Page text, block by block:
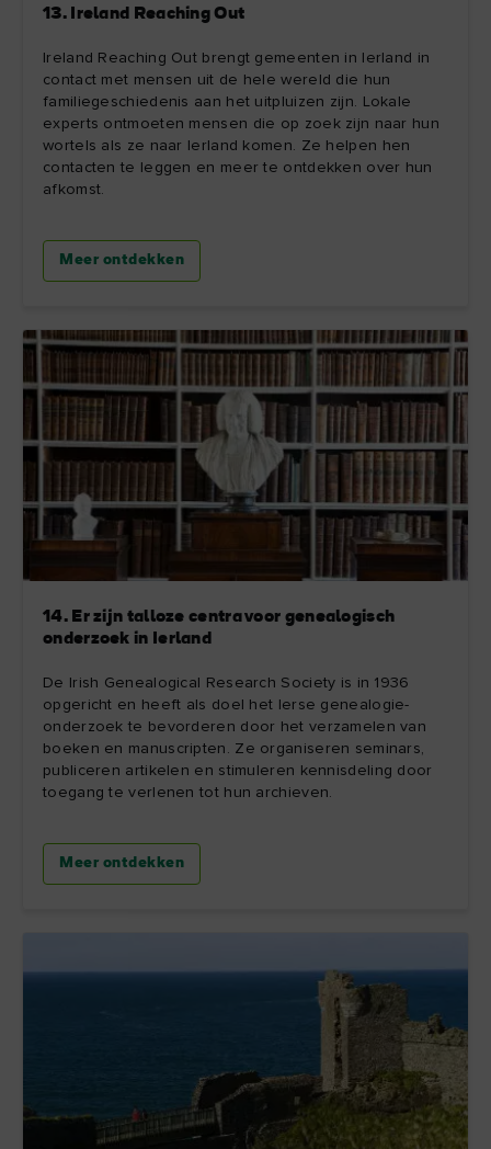
13. Ireland Reaching Out
Ireland Reaching Out brengt gemeenten in Ierland in
contact met mensen uit de hele wereld die hun
familiegeschiedenis aan het uitpluizen zijn. Lokale
experts ontmoeten mensen die op zoek zijn naar hun
wortels als ze naar Ierland komen. Ze helpen hen
contacten te leggen en meer te ontdekken over hun
afkomst.
Meer ontdekken
14. Er zijn talloze centra voor genealogisch
onderzoek in Ierland
De Irish Genealogical Research Society is in 1936
opgericht en heeft als doel het Ierse genealogie-
onderzoek te bevorderen door het verzamelen van
boeken en manuscripten. Ze organiseren seminars,
publiceren artikelen en stimuleren kennisdeling door
toegang te verlenen tot hun archieven.
Meer ontdekken